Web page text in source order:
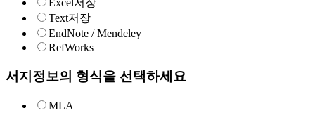
Text저장
EndNote / Mendeley
RefWorks
서지정보의 형식을 선택하세요
MLA